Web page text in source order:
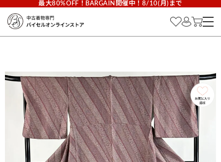
最大80%OFF！BARGAIN開催中！8/10(月)まで